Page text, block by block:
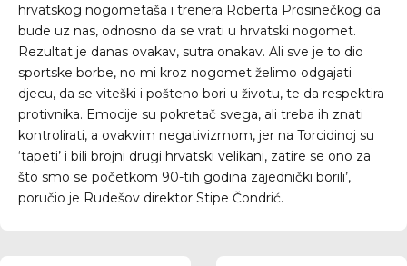
hrvatskog nogometaša i trenera Roberta Prosinečkog da
bude uz nas, odnosno da se vrati u hrvatski nogomet.
Rezultat je danas ovakav, sutra onakav. Ali sve je to dio
sportske borbe, no mi kroz nogomet želimo odgajati
djecu, da se viteški i pošteno bori u životu, te da respektira
protivnika. Emocije su pokretač svega, ali treba ih znati
kontrolirati, a ovakvim negativizmom, jer na Torcidinoj su
‘tapeti’ i bili brojni drugi hrvatski velikani, zatire se ono za
što smo se početkom 90-tih godina zajednički borili’,
poručio je Rudešov direktor Stipe Čondrić.